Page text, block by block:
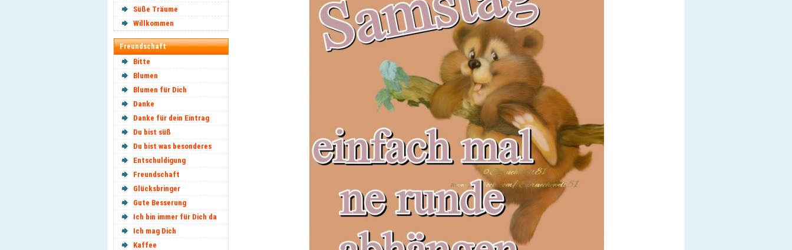
Süße Träume
Willkommen
Freundschaft
Bitte
Blumen
Blumen für Dich
Danke
Danke für dein Eintrag
Du bist süß
Du bist was besonderes
Entschuldigung
Freundschaft
Glücksbringer
Gute Besserung
Ich bin immer für Dich da
Ich mag Dich
Kaffee